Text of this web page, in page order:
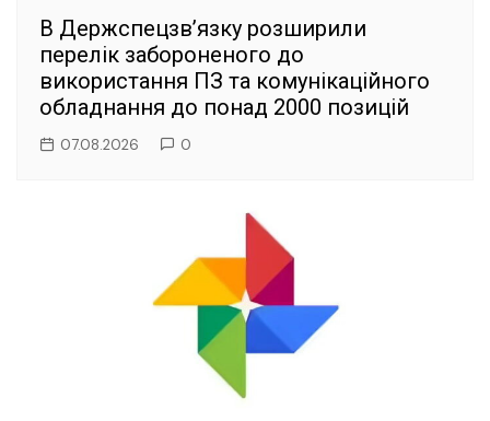
В Держспецзв’язку розширили
перелік забороненого до
використання ПЗ та комунікаційного
обладнання до понад 2000 позицій
07.08.2026 0